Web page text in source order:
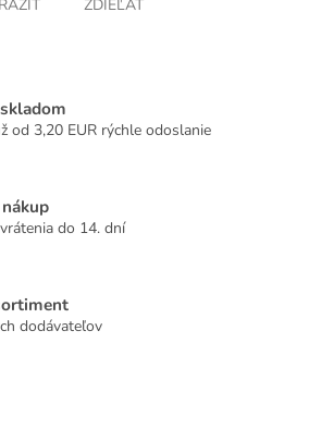
ZDIEĽAŤ
od 3,20 EUR rýchle odoslanie
do 14. dní
dodávateľov